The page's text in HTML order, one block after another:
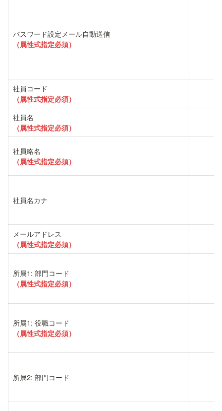
（属性式指定必須）
（属性式指定必須）
（属性式指定必須）
（属性式指定必須）
社員名カナ
（属性式指定必須）
（属性式指定必須）
（属性式指定必須）
所属2: 部門コード